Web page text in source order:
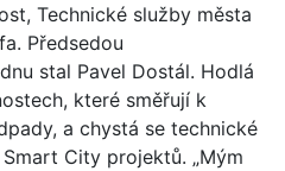
Technické služby města
Předsedou
stal Pavel Dostál. Hodlá
které směřují k
a chystá se technické
City projektů. „Mým